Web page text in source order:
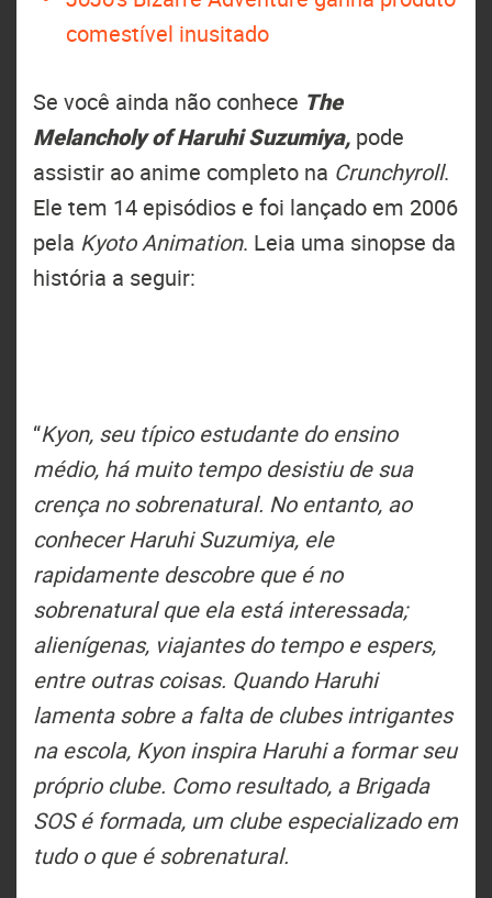
comestível inusitado
Se você ainda não conhece The
Melancholy of Haruhi Suzumiya, pode
assistir ao anime completo na Crunchyroll.
Ele tem 14 episódios e foi lançado em 2006
pela Kyoto Animation. Leia uma sinopse da
história a seguir:
“Kyon, seu típico estudante do ensino
médio, há muito tempo desistiu de sua
crença no sobrenatural. No entanto, ao
conhecer Haruhi Suzumiya, ele
rapidamente descobre que é no
sobrenatural que ela está interessada;
alienígenas, viajantes do tempo e espers,
entre outras coisas. Quando Haruhi
lamenta sobre a falta de clubes intrigantes
na escola, Kyon inspira Haruhi a formar seu
próprio clube. Como resultado, a Brigada
SOS é formada, um clube especializado em
tudo o que é sobrenatural.